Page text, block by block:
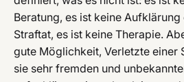
Beratung, es ist keine
Straftat, es ist keine Therapie.
gute Möglichkeit, Verletzte einer
sie sehr fremden und